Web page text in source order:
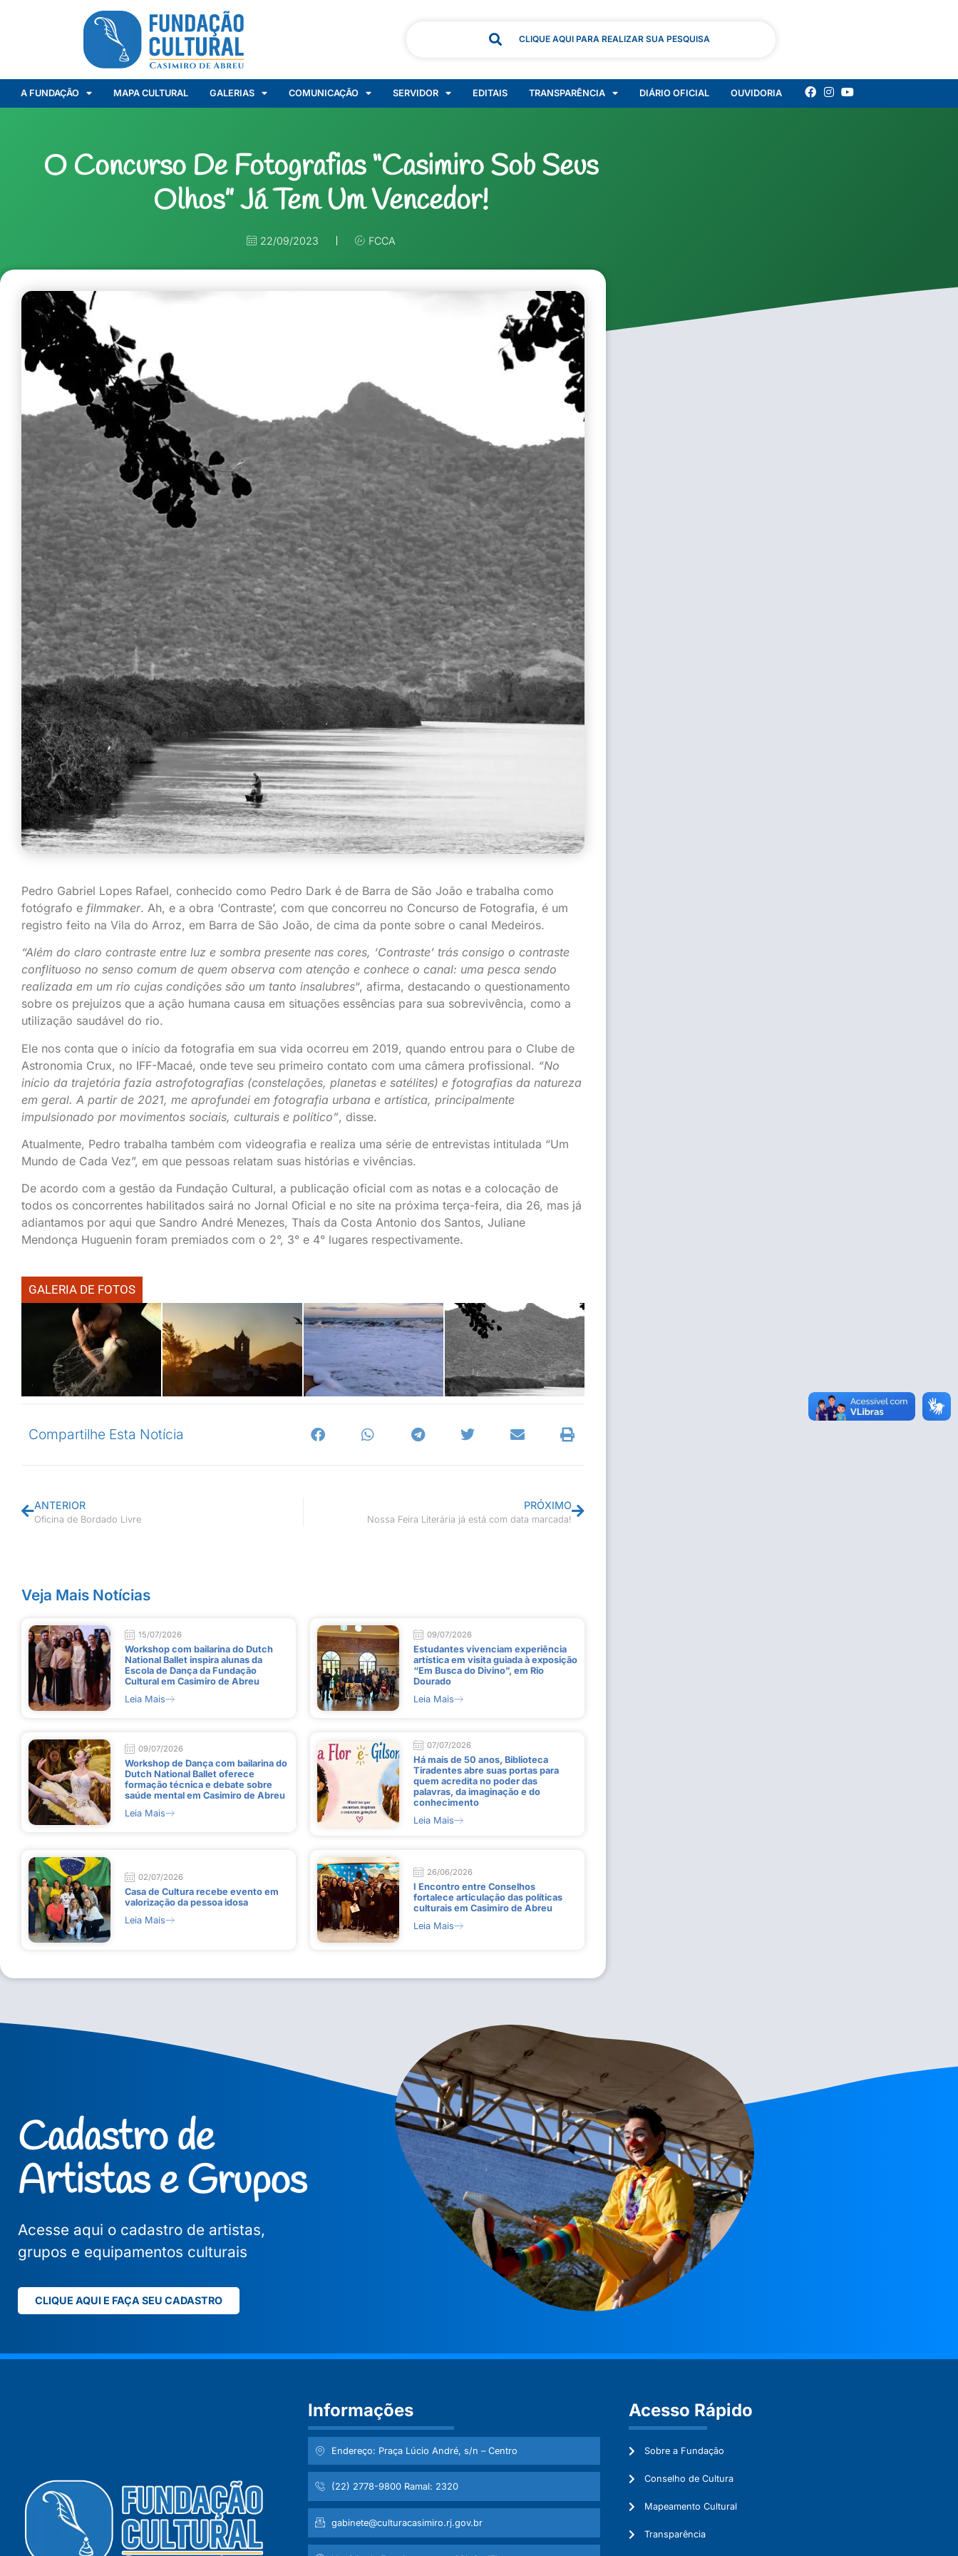
CLIQUE AQUI PARA REALIZAR SUA PESQUISA
A FUNDAÇÃO MAPA CULTURAL GALERIAS COMUNICAÇÃO SERVIDOR EDITAIS TRANSPARÊNCIA DIÁRIO OFICIAL OUVIDORIA
O Concurso De Fotografias “Casimiro Sob Seus
Olhos” Já Tem Um Vencedor!
22/09/2023 FCCA
Pedro Gabriel Lopes Rafael, conhecido como Pedro Dark é de Barra de São João e trabalha como
fotógrafo e filmmaker. Ah, e a obra ‘Contraste’, com que concorreu no Concurso de Fotografia, é um
registro feito na Vila do Arroz, em Barra de São João, de cima da ponte sobre o canal Medeiros.
“Além do claro contraste entre luz e sombra presente nas cores, ‘Contraste’ trás consigo o contraste
conflituoso no senso comum de quem observa com atenção e conhece o canal: uma pesca sendo
realizada em um rio cujas condições são um tanto insalubres“, afirma, destacando o questionamento
sobre os prejuízos que a ação humana causa em situações essências para sua sobrevivência, como a
utilização saudável do rio.
Ele nos conta que o início da fotografia em sua vida ocorreu em 2019, quando entrou para o Clube de
Astronomia Crux, no IFF-Macaé, onde teve seu primeiro contato com uma câmera profissional. “No
início da trajetória fazia astrofotografias (constelações, planetas e satélites) e fotografias da natureza
em geral. A partir de 2021, me aprofundei em fotografia urbana e artística, principalmente
impulsionado por movimentos sociais, culturais e político”, disse.
Atualmente, Pedro trabalha também com videografia e realiza uma série de entrevistas intitulada “Um
Mundo de Cada Vez”, em que pessoas relatam suas histórias e vivências.
De acordo com a gestão da Fundação Cultural, a publicação oficial com as notas e a colocação de
todos os concorrentes habilitados sairá no Jornal Oficial e no site na próxima terça-feira, dia 26, mas já
adiantamos por aqui que Sandro André Menezes, Thaís da Costa Antonio dos Santos, Juliane
Mendonça Huguenin foram premiados com o 2°, 3° e 4° lugares respectivamente.
GALERIA DE FOTOS
Compartilhe Esta Notícia
ANTERIOR
Oficina de Bordado Livre
PRÓXIMO
Nossa Feira Literária já está com data marcada!
Veja Mais Notícias
15/07/2026
Workshop com bailarina do Dutch
National Ballet inspira alunas da
Escola de Dança da Fundação
Cultural em Casimiro de Abreu
Leia Mais
09/07/2026
Estudantes vivenciam experiência
artística em visita guiada à exposição
“Em Busca do Divino”, em Rio
Dourado
Leia Mais
09/07/2026
Workshop de Dança com bailarina do
Dutch National Ballet oferece
formação técnica e debate sobre
saúde mental em Casimiro de Abreu
Leia Mais
07/07/2026
Há mais de 50 anos, Biblioteca
Tiradentes abre suas portas para
quem acredita no poder das
palavras, da imaginação e do
conhecimento
Leia Mais
02/07/2026
Casa de Cultura recebe evento em
valorização da pessoa idosa
Leia Mais
26/06/2026
I Encontro entre Conselhos
fortalece articulação das políticas
culturais em Casimiro de Abreu
Leia Mais
Cadastro de
Artistas e Grupos
Acesse aqui o cadastro de artistas,
grupos e equipamentos culturais
CLIQUE AQUI E FAÇA SEU CADASTRO
Informações
Endereço: Praça Lúcio André, s/n – Centro
(22) 2778-9800 Ramal: 2320
gabinete@culturacasimiro.rj.gov.br
Acesso Rápido
Sobre a Fundação
Conselho de Cultura
Mapeamento Cultural
Transparência